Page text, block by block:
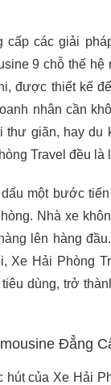
cấp các giải
9 chỗ thế
được thiết kế
nhân cần
giãn, hay du
Travel đều
một bước
Nhà xe
lên hàng
Xe Hải Phòng
dùng, trở
Đẳng
của Xe Hải